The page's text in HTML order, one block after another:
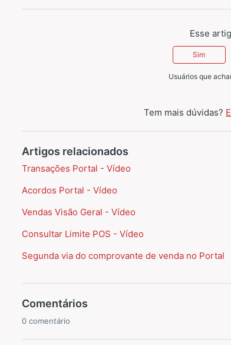
Esse
Sim
Usuários que
Tem mais dúvidas?
Artigos relacionados
Transações Portal - Vídeo
Acordos Portal - Vídeo
Vendas Visão Geral - Vídeo
Consultar Limite POS - Vídeo
Segunda via do comprovante de venda no Portal
Comentários
0 comentário